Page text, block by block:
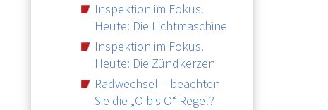
Inspektion im Fokus.
Heute: Die Lichtmaschine
Inspektion im Fokus.
Heute: Die Zündkerzen
Radwechsel – beachten
Sie die „O bis O“ Regel?